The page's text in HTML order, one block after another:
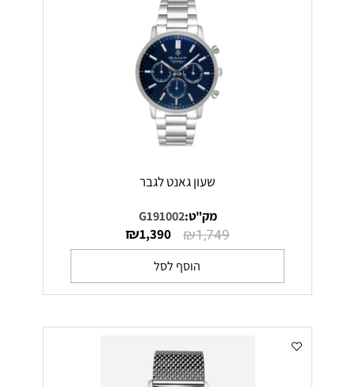
שעון גאנט לגבר
מק"ט:G191002
₪1,749
₪1,390
הוסף לסל